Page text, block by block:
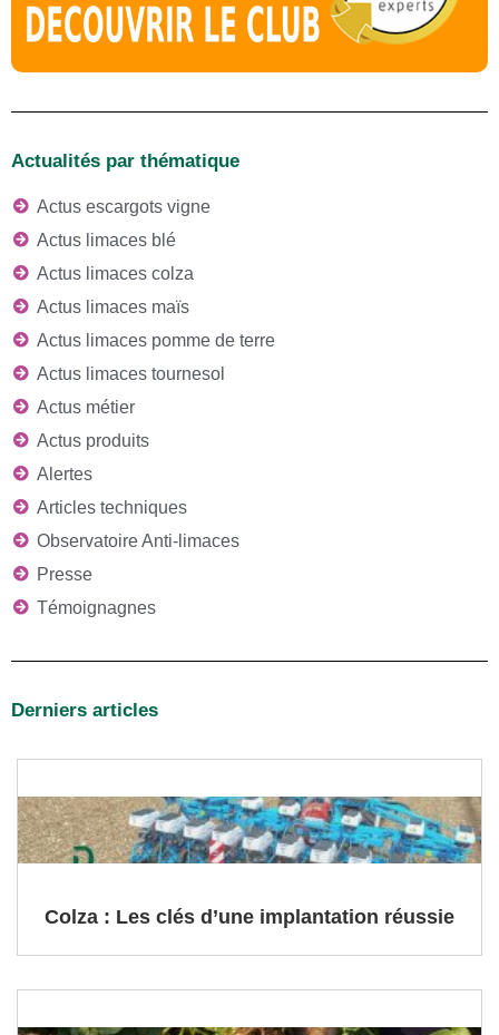
Actualités par thématique
Actus escargots vigne
Actus limaces blé
Actus limaces colza
Actus limaces maïs
Actus limaces pomme de terre
Actus limaces tournesol
Actus métier
Actus produits
Alertes
Articles techniques
Observatoire Anti-limaces
Presse
Témoignagnes
Derniers articles
Colza : Les clés d’une implantation réussie